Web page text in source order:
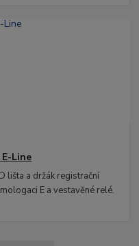
Line
lišta a držák registrační
E a vestavěné relé.